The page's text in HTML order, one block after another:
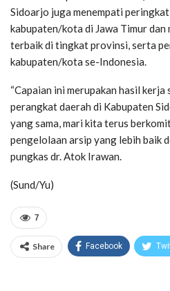
Sidoarjo juga menempati
kabupaten/kota di Jawa Timur dan
terbaik di tingkat provinsi, serta
kabupaten/kota se-Indonesia.
“Capaian ini merupakan hasil
perangkat daerah di Kabupaten
yang sama, mari kita terus
pengelolaan arsip yang lebih baik
pungkas dr. Atok Irawan.
(Sund/Yu)
7
Share Facebook